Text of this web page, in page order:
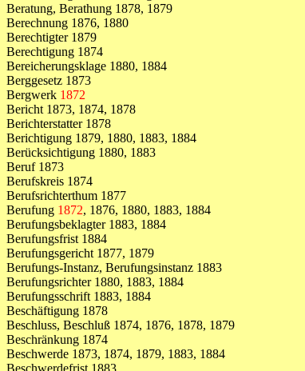
Beratung, Berathung 1878, 1879
Berechnung 1876, 1880
Berechtigter 1879
Berechtigung 1874
Bereicherungsklage 1880, 1884
Berggesetz 1873
Bergwerk 1872
Bericht 1873, 1874, 1878
Berichterstatter 1878
Berichtigung 1879, 1880, 1883, 1884
Berücksichtigung 1880, 1883
Beruf 1873
Berufskreis 1874
Berufsrichterthum 1877
Berufung 1872, 1876, 1880, 1883, 1884
Berufungsbeklagter 1883, 1884
Berufungsfrist 1884
Berufungsgericht 1877, 1879
Berufungs-Instanz, Berufungsinstanz 1883
Berufungsrichter 1880, 1883, 1884
Berufungsschrift 1883, 1884
Beschäftigung 1878
Beschluss, Beschluß 1874, 1876, 1878, 1879
Beschränkung 1874
Beschwerde 1873, 1874, 1879, 1883, 1884
Beschwerdefrist 1883